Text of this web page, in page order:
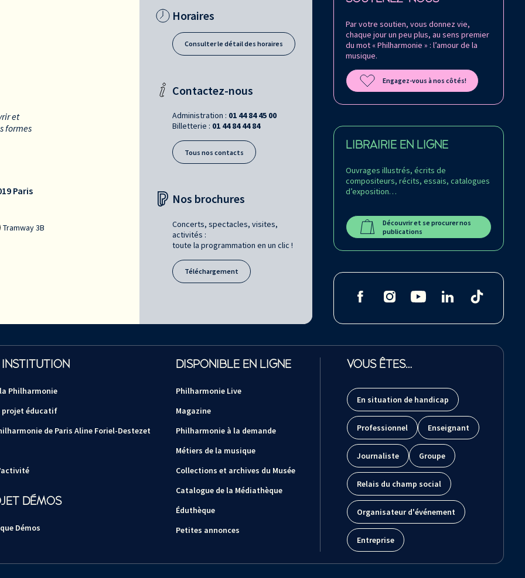
et
formes
Paris
Tramway 3B
Horaires
Consulter le détail des horaires
Contactez-nous
Administration : 01 44 84 45 00
Billetterie : 01 44 84 44 84
Tous nos contacts
Nos brochures
Concerts, spectacles, visites,
activités :
toute la programmation en un clic !
Téléchargement
Par votre soutien, vous donnez vie,
chaque jour un peu plus, au sens premier
du mot « Philharmonie » : l’amour de la
musique.
Engagez-vous à nos côtés!
LIBRAIRIE EN LIGNE
Ouvrages illustrés, écrits de
compositeurs, récits, essais, catalogues
d’exposition…
Découvrir et se procurer nos
publications
INSTITUTION
Philharmonie
projet éducatif
de Paris Aline Foriel-Destezet
DÉMOS
Démos
DISPONIBLE EN LIGNE
Philharmonie Live
Magazine
Philharmonie à la demande
Métiers de la musique
Collections et archives du Musée
Catalogue de la Médiathèque
Éduthèque
Petites annonces
VOUS ÊTES…
En situation de handicap
Professionnel Enseignant
Journaliste Groupe
Relais du champ social
Organisateur d'événement
Entreprise